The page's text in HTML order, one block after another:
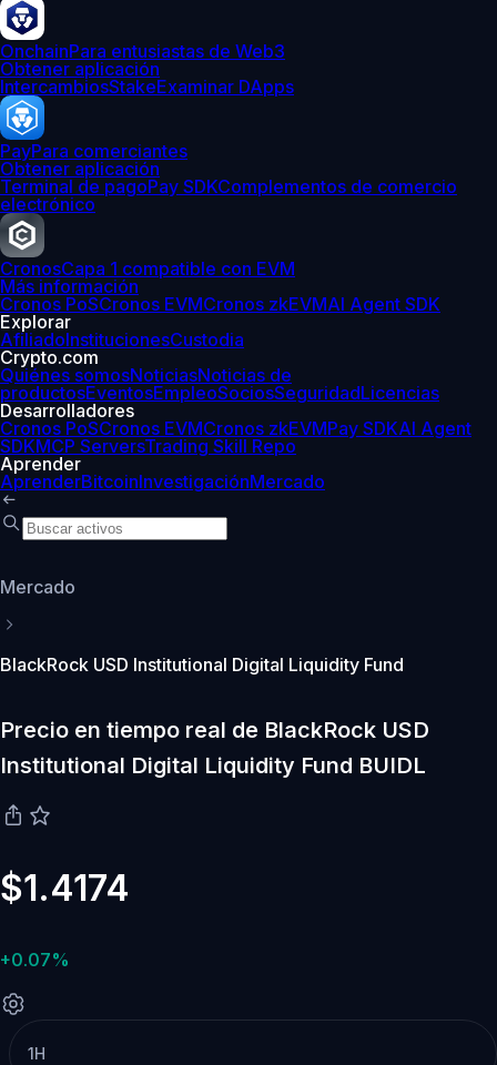
OnchainPara entusiastas de Web3
Obtener aplicación
IntercambiosStakeExaminar DApps
PayPara comerciantes
Obtener aplicación
Terminal de pagoPay SDKComplementos de comercio
electrónico
CronosCapa 1 compatible con EVM
Más información
Cronos PoSCronos EVMCronos zkEVMAI Agent SDK
Explorar
AfiliadoInstitucionesCustodia
Crypto.com
Quiénes somosNoticiasNoticias de
productosEventosEmpleoSociosSeguridadLicencias
Desarrolladores
Cronos PoSCronos EVMCronos zkEVMPay SDKAI Agent
SDKMCP ServersTrading Skill Repo
Aprender
AprenderBitcoinInvestigaciónMercado
Mercado
BlackRock USD Institutional Digital Liquidity Fund
Precio en tiempo real de BlackRock USD
Institutional Digital Liquidity Fund BUIDL
$1.4174
+0.07%
1H